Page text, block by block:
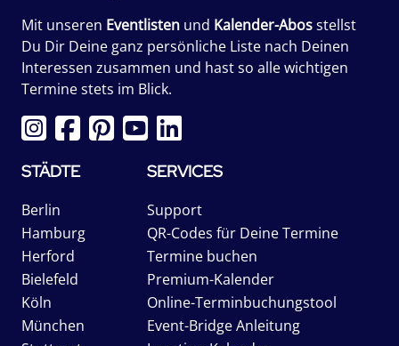
Mit unseren Eventlisten und Kalender-Abosstellst
Du Dir Deine ganz persönliche Liste nach Deinen
Interessen zusammen und hast so alle wichtigen
Termine stets im Blick.
STÄDTE
Berlin
Hamburg
Herford
Bielefeld
Köln
München
SERVICES
Support
QR-Codes für Deine Termine
Termine buchen
Premium-Kalender
Online-Terminbuchungstool
Event-Bridge Anleitung